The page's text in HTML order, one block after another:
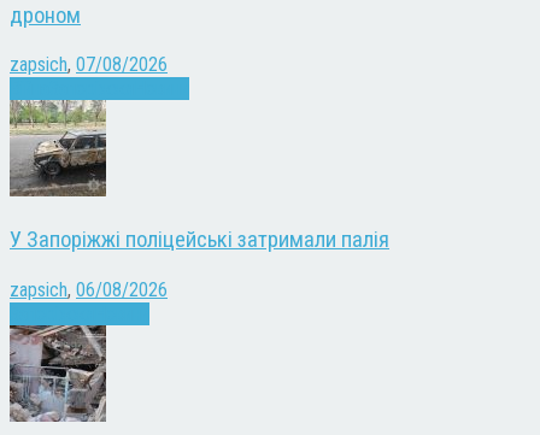
дроном
zapsich, 07/08/2026
У Запоріжжі поліцейські затримали палія
zapsich, 06/08/2026